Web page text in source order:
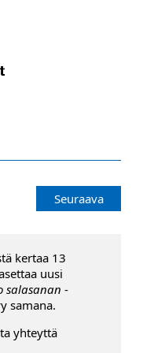
Seuraava
kertaa 13
uusi
salasanan -
samana.
yhteyttä